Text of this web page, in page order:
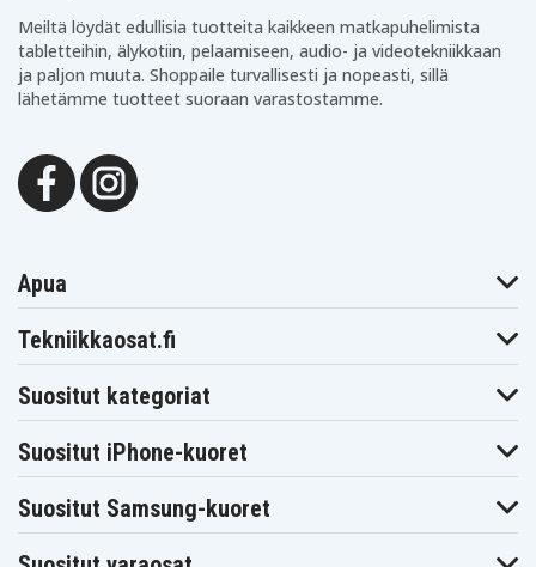
G 1900
Ariens
Kaikki mallit
Muut ruohonleikkurit
Norlett
John Deere
X738 (2013–)
Muut merkit
Turfmaster 360
Lawn Boy 9000-sarja
Ford (useita malleja, mm. LT & LGT-sarja)
Honda (H2013, H2113)
Yard Man (kaikki, 2005–)
Meiltä löydät edullisia tuotteita kaikkeen matkapuhelimista
tabletteihin, älykotiin, pelaamiseen, audio- ja videotekniikkaan
ja paljon muuta. Shoppaile turvallisesti ja nopeasti, sillä
lähetämme tuotteet suoraan varastostamme.
Apua
Tekniikkaosat.fi
Suositut kategoriat
Suositut iPhone-kuoret
Suositut Samsung-kuoret